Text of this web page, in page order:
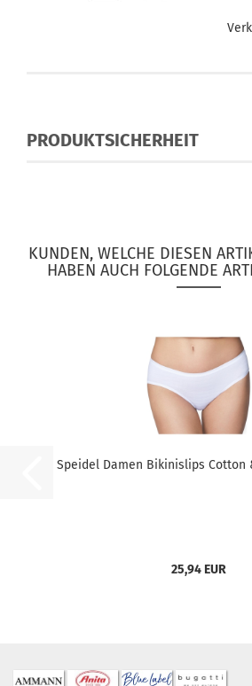
PRODUKTSICHERHEIT
KUNDEN, WELCHE DIESEN
HABEN AUCH FOLGENDE
Speidel Damen Bikinislips Cotton
25,94 EUR